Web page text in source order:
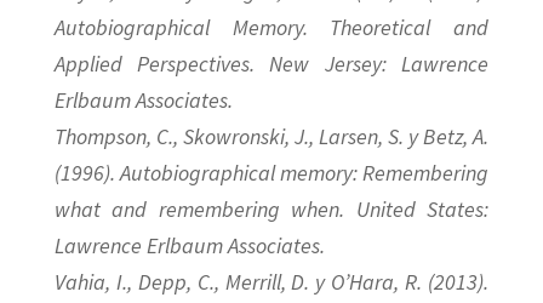
Autobiographical Memory. Theoretical and
Applied Perspectives. New Jersey: Lawrence
Erlbaum Associates.
Thompson, C., Skowronski, J., Larsen, S. y Betz, A.
(1996). Autobiographical memory: Remembering
what and remembering when. United States:
Lawrence Erlbaum Associates.
Vahia, I., Depp, C., Merrill, D. y O’Hara, R. (2013).